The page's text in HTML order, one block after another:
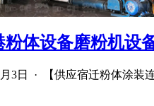
粉体设备磨粉机设
月3日 · 【供应宿迁粉体涂装